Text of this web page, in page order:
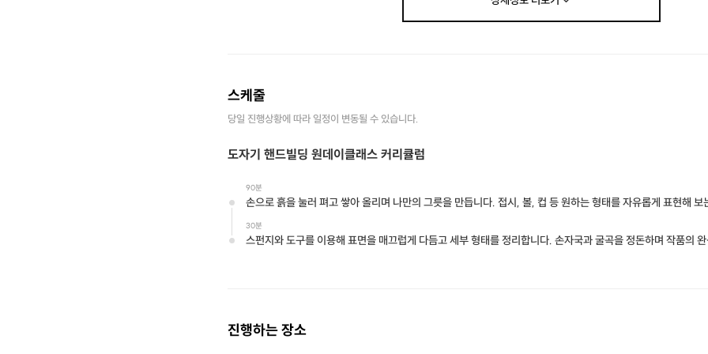
스케줄
당일 진행상황에 따라 일정이 변동될 수 있습니다.
도자기 핸드빌딩 원데이클래스 커리큘럼
90분
손으로 흙을 눌러 펴고 쌓아 올리며 나만의 그릇을 만듭니다. 접시, 볼, 컵 등 원하는 형태를 자유롭게 표현해 보
30분
스펀지와 도구를 이용해 표면을 매끄럽게 다듬고 세부 형태를 정리합니다. 손자국과 굴곡을 정돈하며 작품의
진행하는 장소